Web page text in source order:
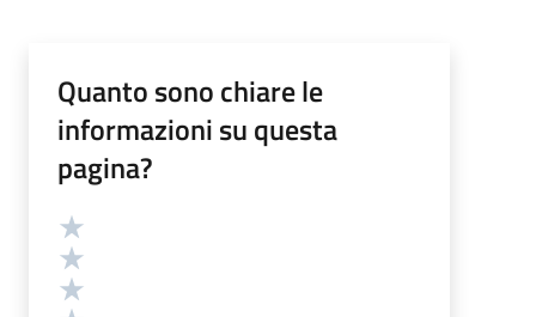
Quanto sono chiare le
informazioni su questa
pagina?
Valutazione